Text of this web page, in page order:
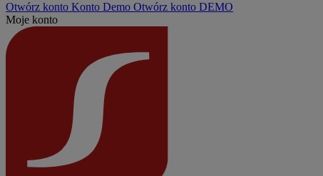
Otwórz konto Konto Demo Otwórz konto DEMO
Moje konto